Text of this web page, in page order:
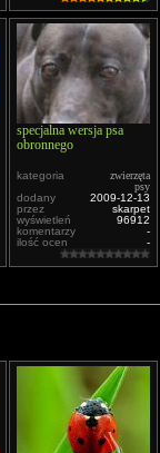
specjalna wersja psa
obronnego
kategoria
zwierzęta
psy
dodany
2009-12-13
przez
skarpet
wyświetleń
96912
komentarzy
-
ilość ocen
-